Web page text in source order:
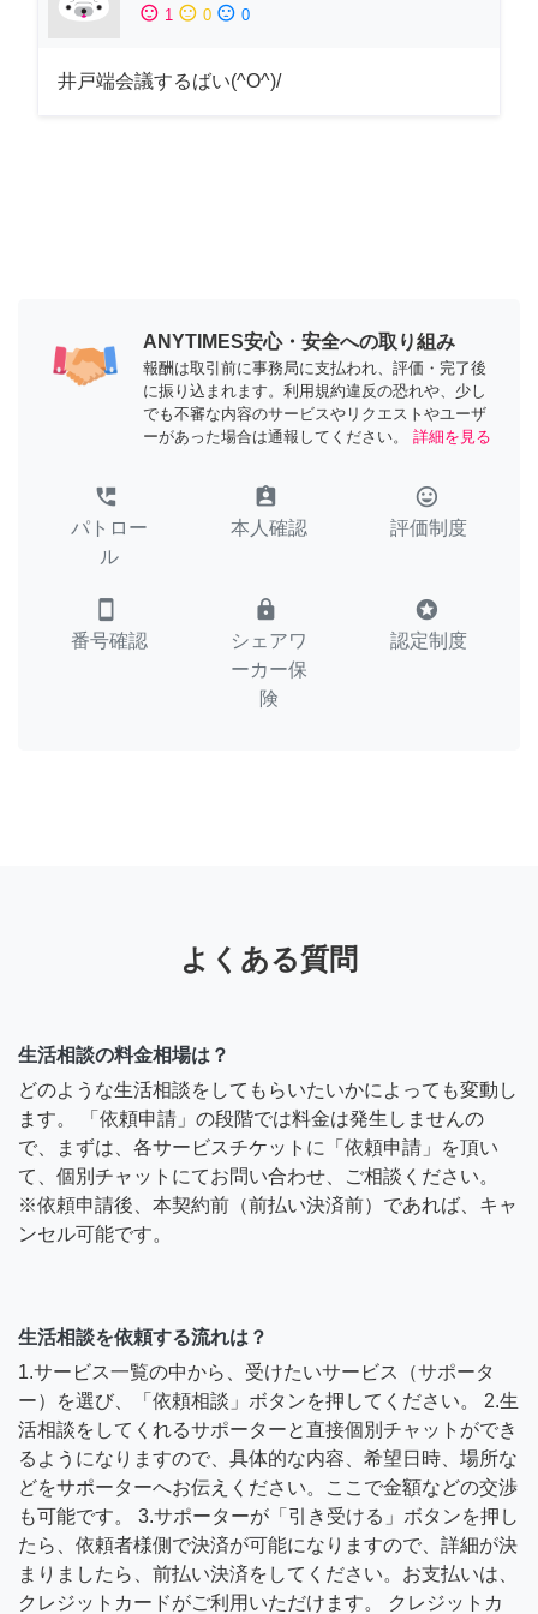
sentiment_satisfied 1 sentiment_neutral 0 sentiment_dissatisfied 0
井戸端会議するばい(^O^)/
ANYTIMES安心・安全への取り組み
報酬は取引前に事務局に支払われ、評価・完了後
に振り込まれます。利用規約違反の恐れや、少し
でも不審な内容のサービスやリクエストやユーザ
ーがあった場合は通報してください。
詳細を見る
perm_phone_msg
パトロー
ル
assignment_ind
本人確認
tag_faces
評価制度
smartphone
番号確認
lock
シェアワ
ーカー保
険
stars
認定制度
よくある質問
生活相談の料金相場は？
どのような生活相談をしてもらいたいかによっても変動し
ます。 「依頼申請」の段階では料金は発生しませんの
で、まずは、各サービスチケットに「依頼申請」を頂い
て、個別チャットにてお問い合わせ、ご相談ください。
※依頼申請後、本契約前（前払い決済前）であれば、キャ
ンセル可能です。
生活相談を依頼する流れは？
1.サービス一覧の中から、受けたいサービス（サポータ
ー）を選び、「依頼相談」ボタンを押してください。 2.生
活相談をしてくれるサポーターと直接個別チャットができ
るようになりますので、具体的な内容、希望日時、場所な
どをサポーターへお伝えください。ここで金額などの交渉
も可能です。 3.サポーターが「引き受ける」ボタンを押し
たら、依頼者様側で決済が可能になりますので、詳細が決
まりましたら、前払い決済をしてください。お支払いは、
クレジットカードがご利用いただけます。 クレジットカ